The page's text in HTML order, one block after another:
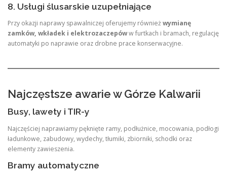
8. Usługi ślusarskie uzupełniające
Przy okazji naprawy spawalniczej oferujemy równieżwymianę
zamków, wkładek i elektrozaczepóww furtkach i bramach, regulację
automatyki po naprawie oraz drobne prace konserwacyjne.
Najczęstsze awarie w Górze Kalwarii
Busy, lawety i TIR-y
Najczęściej naprawiamy pęknięte ramy, podłużnice, mocowania, podłogi
ładunkowe, zabudowy, wydechy, tłumiki, zbiorniki, schodki oraz
elementy zawieszenia.
Bramy automatyczne